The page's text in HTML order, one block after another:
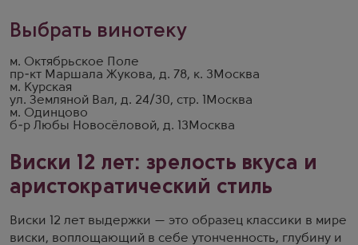
Выбрать винотеку
м. Октябрьское Поле
пр-кт Маршала Жукова, д. 78, к. 3 Москва
м. Курская
ул. Земляной Вал, д. 24/30, стр. 1
Москва
м. Одинцово
б-р Любы Новосёловой, д. 13 Москва
Виски 12 лет: зрелость вкуса и
аристократический стиль
Виски 12 лет выдержки — это образец классики в мире
виски, воплощающий в себе утонченность, глубину и